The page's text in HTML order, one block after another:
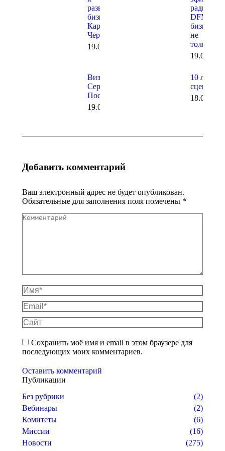
развитию
бизнеса в
Карачаево-
Черкесии
19.06.2026
радио
DFM о
бизнесе и
не
только…
Визит в
Сергиев
Посад
19.06.2026
10 лет на
сцене!
Добавить комментарий
Ваш электронный адрес не будет опубликован.
Обязательные для заполнения поля помечены *
Комментарий
Имя *
Email *
Сайт
Сохранить моё имя и email в этом браузере для
последующих моих комментариев.
Оставить комментарий
Публикации
Без рубрики
(2)
Вебинары
(2)
Комитеты
(6)
Миссии
(16)
Новости
(275)